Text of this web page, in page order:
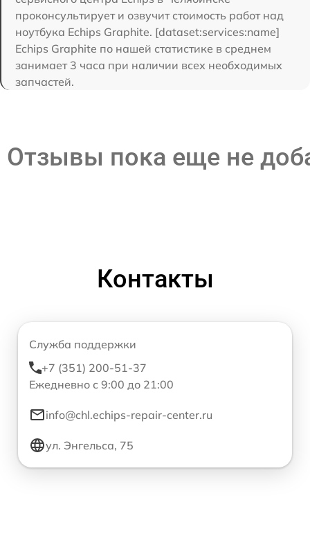
проконсультирует и озвучит стоимость работ над
ноутбука Echips Graphite. [dataset:services:name]
Echips Graphite по нашей статистике в среднем
занимает 3 часа при наличии всех необходимых
запчастей.
Отзывы пока еще не
Контакты
Служба поддержки
+7 (351) 200-51-37
Ежедневно с 9:00 до 21:00
info@chl.echips-repair-center.ru
ул. Энгельса, 75